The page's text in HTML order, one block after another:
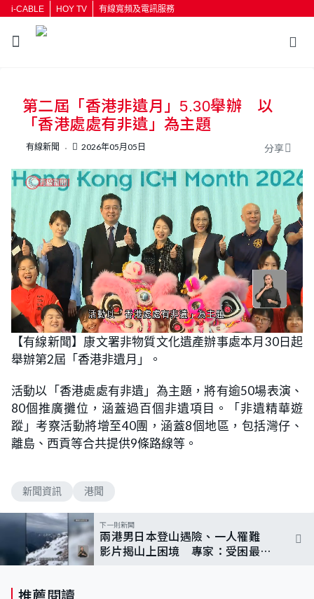
i-CABLE HOY TV 有線寬頻及電訊服務
按輸入鍵開始搜尋
第二屆「香港非遺月」5.30舉辦 以
「香港處處有非遺」為主題
有線新聞 2026年05月05日 分享
U
n
m
t
e
L
o
a
d
e
d
4
.
5
5
%
【有線新聞】康文署非物質文化遺產辦事處本月30日起
舉辦第2屆「香港非遺月」。
活動以「香港處處有非遺」為主題，將有逾50場表演、
80個推廣攤位，涵蓋過百個非遺項目。「非遺精華遊
蹤」考察活動將增至40團，涵蓋8個地區，包括灣仔、
離島、西貢等合共提供9條路線等。
新聞資訊 港聞
下一則新聞
兩港男日本登山遇險、一人罹難
影片揭山上困境 專家：受困最優